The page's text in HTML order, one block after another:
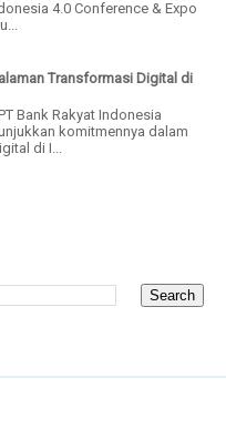
4.0 Conference & Expo
Transformasi Digital di
Bank Rakyat Indonesia
komitmennya dalam
di I...